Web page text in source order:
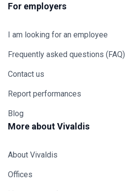
For employers
I am looking for an employee
Frequently asked questions (FAQ)
Contact us
Report performances
Blog
More about Vivaldis
About Vivaldis
Offices